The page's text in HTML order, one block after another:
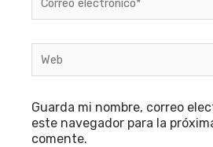
electrónico*
Guarda mi nombre, correo
este navegador para la
comente.